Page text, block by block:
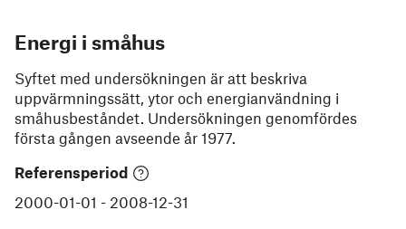
Energi i småhus
Syftet med undersökningen är att beskriva
uppvärmningssätt, ytor och energianvändning i
småhusbeståndet. Undersökningen genomfördes
första gången avseende år 1977.
Referensperiod
2000-01-01 - 2008-12-31